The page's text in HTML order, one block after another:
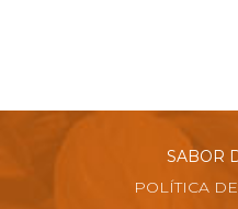
SABOR
POLÍTICA